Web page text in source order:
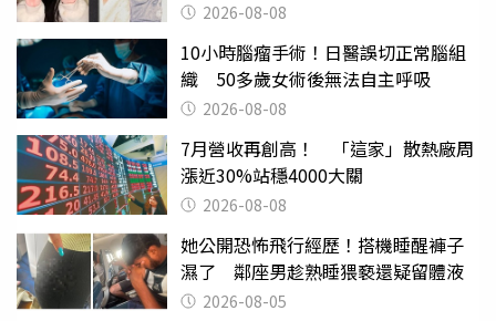
2026-08-08
10小時腦瘤手術！日醫誤切正常腦組
織 50多歲女術後無法自主呼吸
2026-08-08
7月營收再創高！ 「這家」散熱廠周
漲近30%站穩4000大關
2026-08-08
她公開恐怖飛行經歷！搭機睡醒褲子
濕了 鄰座男趁熟睡猥褻還疑留體液
2026-08-05